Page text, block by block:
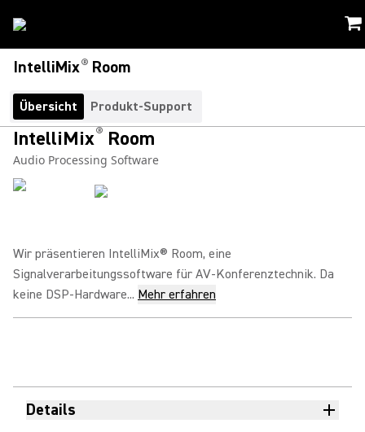
IntelliMix® Room
Übersicht Produkt-Support
IntelliMix® Room
Audio Processing Software
Wir präsentieren IntelliMix® Room, eine
Signalverarbeitungssoftware für AV-Konferenztechnik. Da
keine DSP-Hardware... Mehr erfahren
Details